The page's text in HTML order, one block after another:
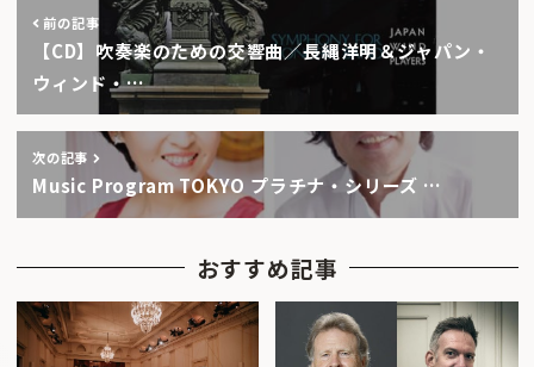
前の記事
【CD】吹奏楽のための交響曲／長縄洋明＆ジャパン・
ウィンド・…
次の記事
Music Program TOKYO プラチナ・シリーズ …
おすすめ記事